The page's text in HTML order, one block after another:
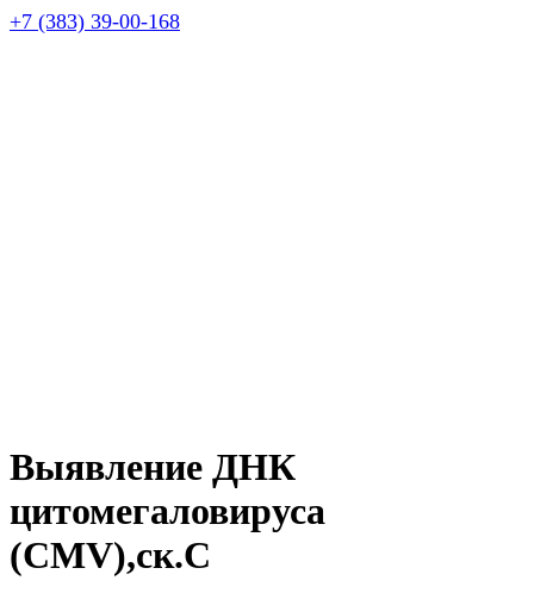
+7 (383) 39-00-168
Выявление ДНК
цитомегаловируса
(CMV),ск.C